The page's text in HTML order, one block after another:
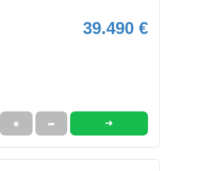
39.490 €
★ ➦ ➜